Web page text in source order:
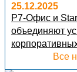
25.12.2025
Р7-Офис и
объединяют
Все